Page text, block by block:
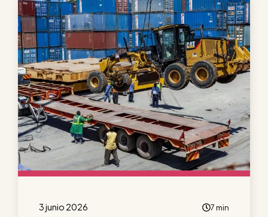
3 junio 2026 7 min